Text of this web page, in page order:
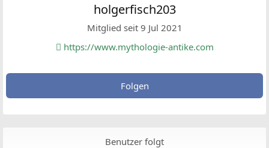
holgerfisch203
Mitglied seit 9 Jul 2021
https://www.mythologie-antike.com
Folgen
Benutzer folgt